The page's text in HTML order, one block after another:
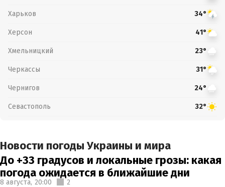
Харьков 34°
Херсон 41°
Хмельницкий 23°
Черкассы 31°
Чернигов 24°
Севастополь 32°
Новости погоды Украины и мира
До +33 градусов и локальные грозы: какая
погода ожидается в ближайшие дни
8 августа, 20:00 2